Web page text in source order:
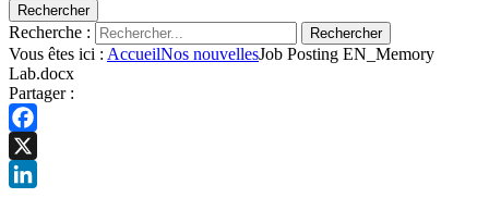
Rechercher
Recherche : Rechercher
Vous êtes ici : AccueilNos nouvellesJob Posting EN_Memory
Lab.docx
Partager :
Facebook
X